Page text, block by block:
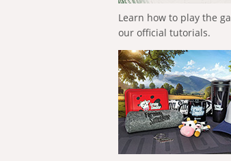
Learn how to play the
our official tutorials.